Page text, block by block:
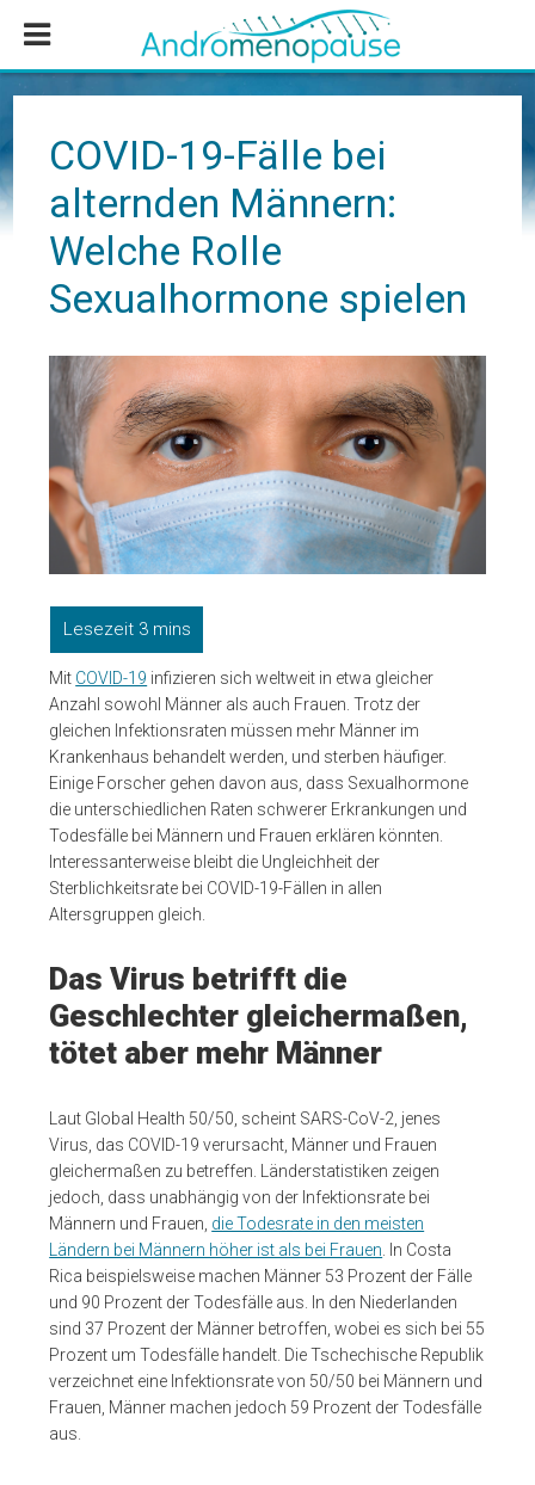
Inhalt
springen
Seitenspalte
springen
Fußzeile
springen
COVID-19-Fälle bei
alternden Männern:
Welche Rolle
Sexualhormone spielen
Mit COVID-19 infizieren sich weltweit in etwa gleicher
Anzahl sowohl Männer als auch Frauen. Trotz der
gleichen Infektionsraten müssen mehr Männer im
Krankenhaus behandelt werden, und sterben häufiger.
Einige Forscher gehen davon aus, dass Sexualhormone
die unterschiedlichen Raten schwerer Erkrankungen und
Todesfälle bei Männern und Frauen erklären könnten.
Interessanterweise bleibt die Ungleichheit der
Sterblichkeitsrate bei COVID-19-Fällen in allen
Altersgruppen gleich.
Das Virus betrifft die
Geschlechter gleichermaßen,
tötet aber mehr Männer
Laut Global Health 50/50, scheint SARS-CoV-2, jenes
Virus, das COVID-19 verursacht, Männer und Frauen
gleichermaßen zu betreffen. Länderstatistiken zeigen
jedoch, dass unabhängig von der Infektionsrate bei
Männern und Frauen, die Todesrate in den meisten
Ländern bei Männern höher ist als bei Frauen . In Costa
Rica beispielsweise machen Männer 53 Prozent der Fälle
und 90 Prozent der Todesfälle aus. In den Niederlanden
sind 37 Prozent der Männer betroffen, wobei es sich bei 55
Prozent um Todesfälle handelt. Die Tschechische Republik
verzeichnet eine Infektionsrate von 50/50 bei Männern und
Frauen, Männer machen jedoch 59 Prozent der Todesfälle
aus.